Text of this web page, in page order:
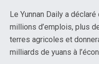
Le Yunnan Daily a
millions d’emplois, plus
terres agricoles et
milliards de yuans à